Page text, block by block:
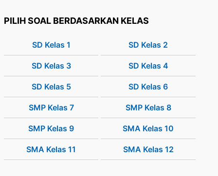
PILIH SOAL BERDASARKAN KELAS
SD Kelas 1 SD Kelas 2
SD Kelas 3 SD Kelas 4
SD Kelas 5 SD Kelas 6
SMP Kelas 7 SMP Kelas 8
SMP Kelas 9 SMA Kelas 10
SMA Kelas 11 SMA Kelas 12